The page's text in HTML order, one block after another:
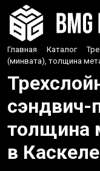
Главная › Каталог ›
(минвата), толщина
сэндвич-
толщина
в